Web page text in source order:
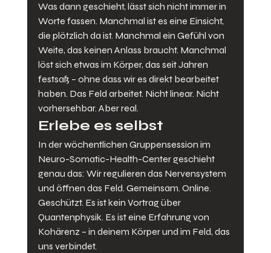
Was dann geschieht, lässt sich nicht immer in
Worte fassen. Manchmal ist es eine Einsicht,
die plötzlich da ist. Manchmal ein Gefühl von
Weite, das keinen Anlass braucht. Manchmal
löst sich etwas im Körper, das seit Jahren
festsaß – ohne dass wir es direkt bearbeitet
haben. Das Feld arbeitet. Nicht linear. Nicht
vorhersehbar. Aber real.
Erlebe es selbst
In der wöchentlichen Gruppensession im
Neuro-Somatic-Health-Center geschieht
genau das: Wir regulieren das Nervensystem
und öffnen das Feld. Gemeinsam. Online.
Geschützt. Es ist kein Vortrag über
Quantenphysik. Es ist eine Erfahrung von
Kohärenz – in deinem Körper und im Feld, das
uns verbindet.